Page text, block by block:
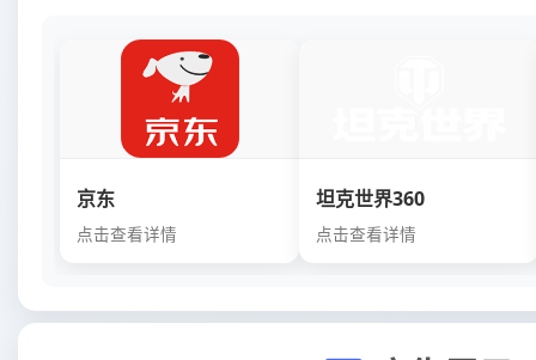
京东
点击查看详情
坦克世界360
点击查看详情